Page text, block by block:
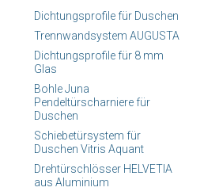
Dichtungsprofile für Duschen
Trennwandsystem AUGUSTA
Dichtungsprofile für 8 mm
Glas
Bohle Juna
Pendeltürscharniere für
Duschen
Schiebetürsystem für
Duschen Vitris Aquant
Drehtürschlösser HELVETIA
aus Aluminium